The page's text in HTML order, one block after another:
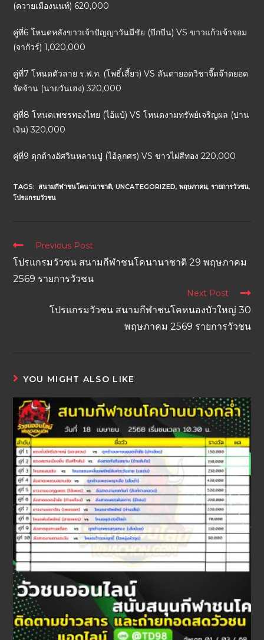
(ควายเมืองนนท์) 620,000
คู่ที่6 โหนดหลังขาวเจ้าปัญญาวันมีชัย (บีกบีน) VS ขาวแก้วเจ้าจอม
(จากัวร์) 1,020,000
คู่ที่7 โหนดตัวลาย ร.ฟ.ท. (โพธิ์เสี้ยว) VS ลันดายอดวิชาจี๊ดจ๊าดยอด
จัดจ้าน (นายวันเฮง) 320,000
คู่ที่8 โหนดเพชรทองไทย (ไอ้แบ้) VS โหนดงามทรัพย์เจริญผล (ปาน
เงิน) 320,000
คู่ที่9 ดุกด้างอัศวินหลานปู่ (ไอ้ลูกศร) VS ขาวไผ่สีทอง 220,000
TAGS: สนามกีฬาชนโคนานาชาติ, UNCATEGORIZED, พฤษภาคม, รายการวัวชน,
โปรแกรมวัวชน
Previous Post
โปรแกรมวัวชน สนามกีฬาชนโคนานาชาติ 29 พฤษภาคม
2569 รายการวัวชน
Next Post
โปรแกรมวัวชน สนามกีฬาชนโคหนองบัวใหญ่ 30
พฤษภาคม 2569 รายการวัวชน
YOU MIGHT ALSO LIKE